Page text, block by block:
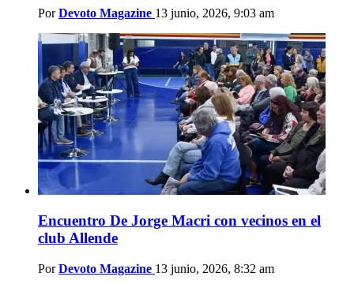
Por Devoto Magazine 13 junio, 2026, 9:03 am
Encuentro De Jorge Macri con vecinos en el
club Allende
Por Devoto Magazine 13 junio, 2026, 8:32 am